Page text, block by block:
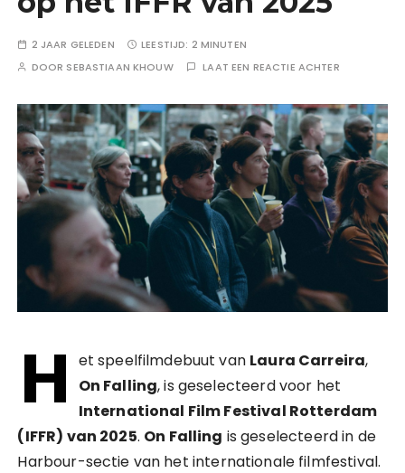
2 JAAR GELEDEN LEESTIJD: 2 MINUTEN
DOOR SEBASTIAAN KHOUW LAAT EEN REACTIE ACHTER
H et speelfilmdebuut van Laura Carreira,
On Falling, is geselecteerd voor het
International Film Festival Rotterdam
(IFFR) van 2025. On Falling is geselecteerd in de
Harbour-sectie van het internationale filmfestival.